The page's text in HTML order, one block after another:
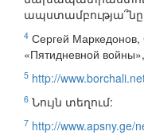
4 Сергей Маркедонов,
«Пятидневной
5 http://
6 Նույն տեղում:
7 http://www.apsny.ge/